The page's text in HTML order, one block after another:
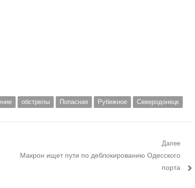
обстрелы Попасная Рубежное Северодонецк
Далее
Следующий
Макрон ищет пути по деблокированию Одесского
порта